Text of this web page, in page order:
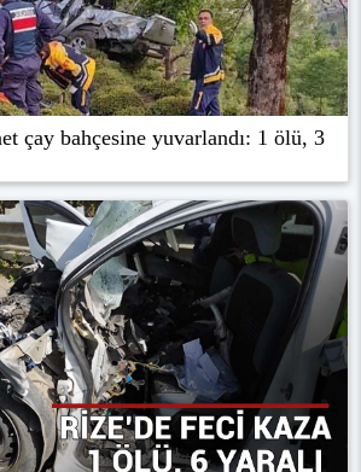
çay bahçesine yuvarlandı: 1 ölü, 3